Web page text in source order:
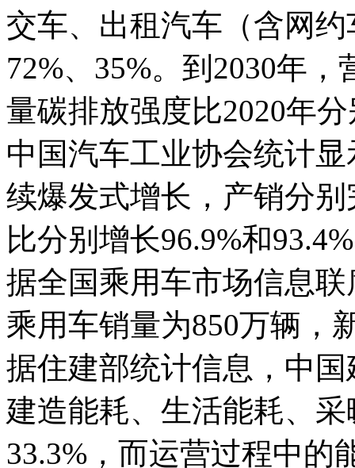
交车、出租汽车（含网
72%、35%。到2030年
量碳排放强度比2020年
中国汽车工业协会统计
续爆发式增长，产销分
比分别增长96.9%和
据全国乘用车市场信息
乘用车销量为850万辆，
据住建部统计信息，中
建造能耗、生活能耗、
33.3%，而运营过程中的